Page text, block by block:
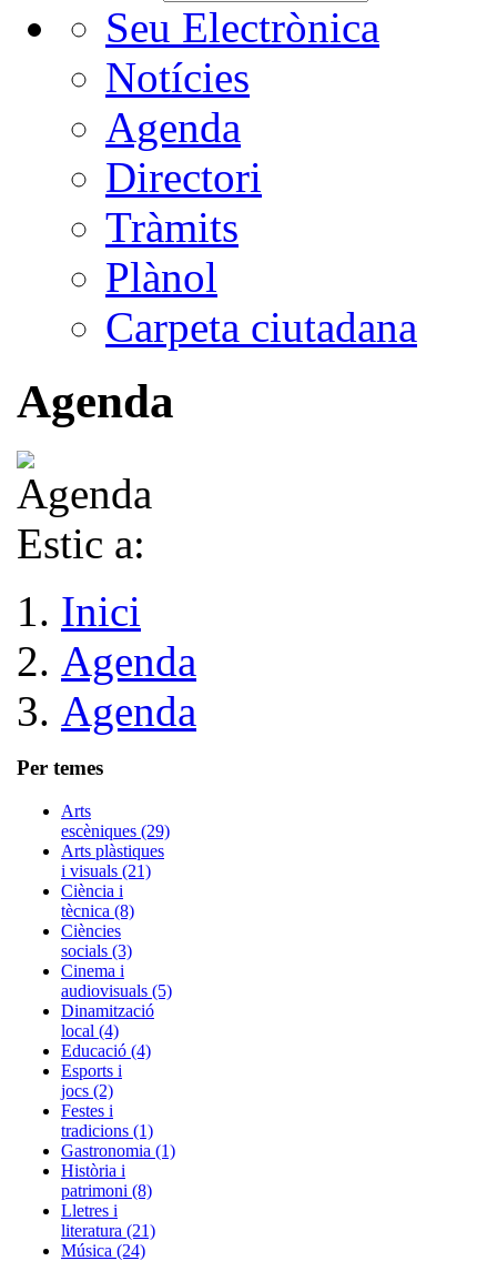
Seu Electrònica
Notícies
Agenda
Directori
Tràmits
Plànol
Carpeta ciutadana
Agenda
Estic a:
Inici
Agenda
Agenda
Per temes
Arts
escèniques (29)
Arts plàstiques
i visuals (21)
Ciència i
tècnica (8)
Ciències
socials (3)
Cinema i
audiovisuals (5)
Dinamització
local (4)
Educació (4)
Esports i
jocs (2)
Festes i
tradicions (1)
Gastronomia (1)
Història i
patrimoni (8)
Lletres i
literatura (21)
Música (24)